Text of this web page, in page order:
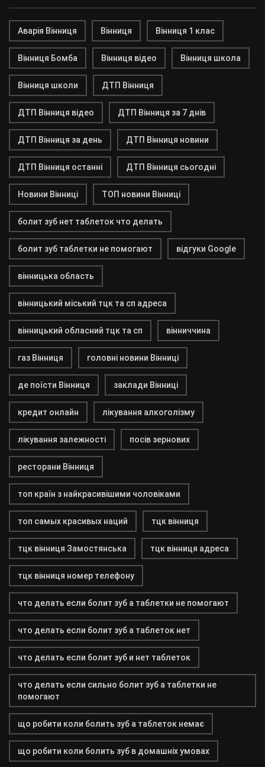
Аварія Вінниця Вінниця Вінниця 1 клас
Вінниця Бомба Вінниця відео Вінниця школа
Вінниця школи ДТП Вінниця
ДТП Вінниця відео ДТП Вінниця за 7 днів
ДТП Вінниця за день ДТП Вінниця новини
ДТП Вінниця останні ДТП Вінниця сьогодні
Новини Вінниці ТОП новини Вінниці
болит зуб нет таблеток что делать
болит зуб таблетки не помогают відгуки Google
вінницька область
вінницький міський тцк та сп адреса
вінницький обласний тцк та сп вінниччина
газ Вінниця головні новини Вінниці
де поїсти Вінниця заклади Вінниці
кредит онлайн лікування алкоголізму
лікування залежності посів зернових
ресторани Вінниця
топ країн з найкрасивішими чоловіками
топ самых красивых наций тцк вінниця
тцк вінниця Замостянська тцк вінниця адреса
тцк вінниця номер телефону
что делать если болит зуб а таблетки не помогают
что делать если болит зуб а таблеток нет
что делать если болит зуб и нет таблеток
что делать если сильно болит зуб а таблетки не
помогают
що робити коли болить зуб а таблеток немає
що робити коли болить зуб в домашніх умовах